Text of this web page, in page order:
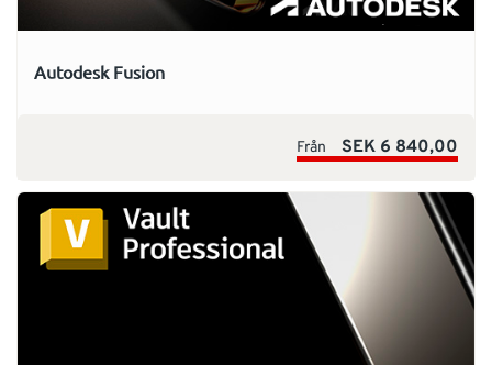
Autodesk Fusion
Från SEK 6 840,00